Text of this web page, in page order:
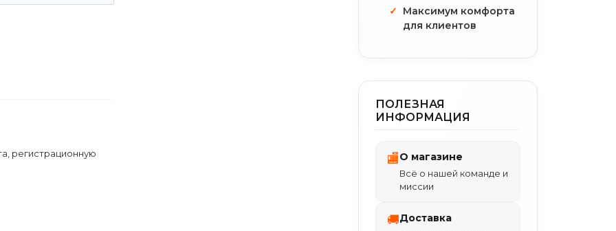
регистрационную
Максимум комфорта
для клиентов
ПОЛЕЗНАЯ
ИНФОРМАЦИЯ
🏬О магазине
Всё о нашей команде и
миссии
🚚Доставка